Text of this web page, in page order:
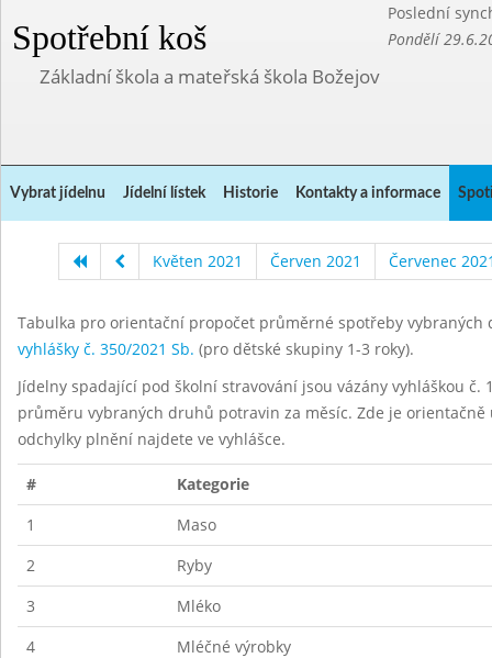
Spotřební koš
Poslední
Pondělí
Základní škola a mateřská škola Božejov
Vybrat jídelnu Jídelní lístek Historie Kontakty a informace
Květen 2021 Červen 2021 Červenec
Tabulka pro orientační propočet průměrné spotřeby
vyhlášky č. 350/2021 Sb. (pro dětské skupiny 1-3 roky).
Jídelny spadající pod školní stravování jsou vázány vyhláškou
průměru vybraných druhů potravin za měsíc. Zde je
odchylky plnění najdete ve vyhlášce.
#
Kategorie
1
Maso
2
Ryby
3
Mléko
4
Mléčné výrobky